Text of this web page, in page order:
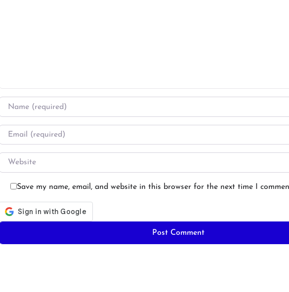
Name
Email
Website
Save my name, email, and website in this browser for the next time I